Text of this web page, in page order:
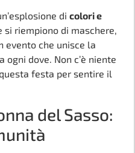
di colori e
si riempiono di maschere,
evento che unisce la
dove. Non c’è niente
festa per sentire il
del Sasso: